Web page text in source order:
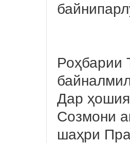
Роҳбарии
Дар
Созмони
шаҳри